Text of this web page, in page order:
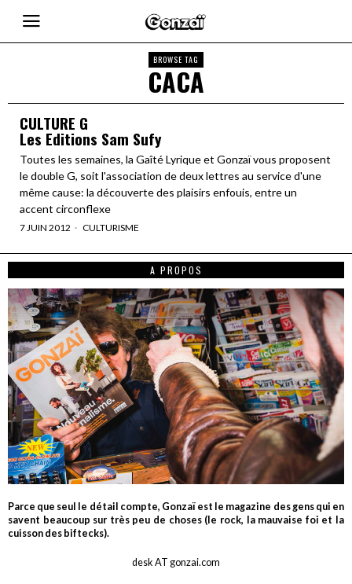
BROWSE TAG
CACA
CULTURE G
Les Editions Sam Sufy
Toutes les semaines, la Gaîté Lyrique et Gonzaï vous proposent
le double G, soit l'association de deux lettres au service d'une
même cause: la découverte des plaisirs enfouis, entre un
accent circonflexe
7 JUIN 2012 CULTURISME
A PROPOS
Parce que seul le détail compte, Gonzaï est le magazine des gens qui en
savent beaucoup sur très peu de choses (le rock, la mauvaise foi et la
cuisson des biftecks).
desk AT gonzai.com